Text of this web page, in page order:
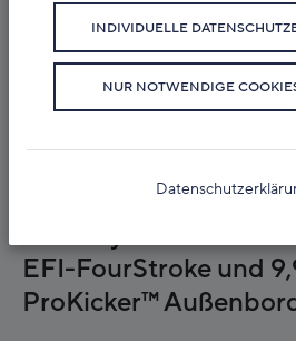
Mercury Marine stellt
EFI-FourStroke und
ProKicker™
INDIVIDUELLE
NUR NOTWENDIGE